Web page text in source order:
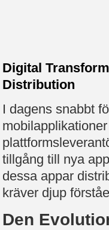
Digital
Distribution
I dagens snabbt
tillgång till nya
dessa appar
kräver djup
Den